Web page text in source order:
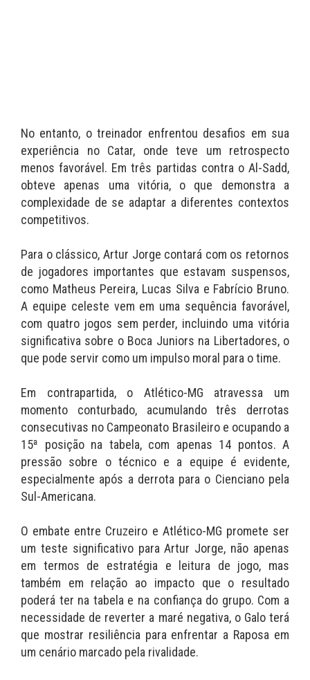
No entanto, o treinador enfrentou desafios em sua
experiência no Catar, onde teve um retrospecto
menos favorável. Em três partidas contra o Al-Sadd,
obteve apenas uma vitória, o que demonstra a
complexidade de se adaptar a diferentes contextos
competitivos.
Para o clássico, Artur Jorge contará com os retornos
de jogadores importantes que estavam suspensos,
como Matheus Pereira, Lucas Silva e Fabrício Bruno.
A equipe celeste vem em uma sequência favorável,
com quatro jogos sem perder, incluindo uma vitória
significativa sobre o Boca Juniors na Libertadores, o
que pode servir como um impulso moral para o time.
Em contrapartida, o Atlético-MG atravessa um
momento conturbado, acumulando três derrotas
consecutivas no Campeonato Brasileiro e ocupando a
15ª posição na tabela, com apenas 14 pontos. A
pressão sobre o técnico e a equipe é evidente,
especialmente após a derrota para o Cienciano pela
Sul-Americana.
O embate entre Cruzeiro e Atlético-MG promete ser
um teste significativo para Artur Jorge, não apenas
em termos de estratégia e leitura de jogo, mas
também em relação ao impacto que o resultado
poderá ter na tabela e na confiança do grupo. Com a
necessidade de reverter a maré negativa, o Galo terá
que mostrar resiliência para enfrentar a Raposa em
um cenário marcado pela rivalidade.